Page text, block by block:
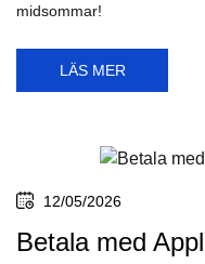
midsommar!
LÄS MER
12/05/2026
Betala med